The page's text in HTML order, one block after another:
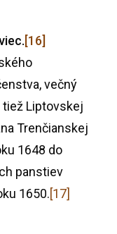
[16]
večný
tiež Liptovskej
Trenčianskej
1648 do
panstiev
1650.[17]